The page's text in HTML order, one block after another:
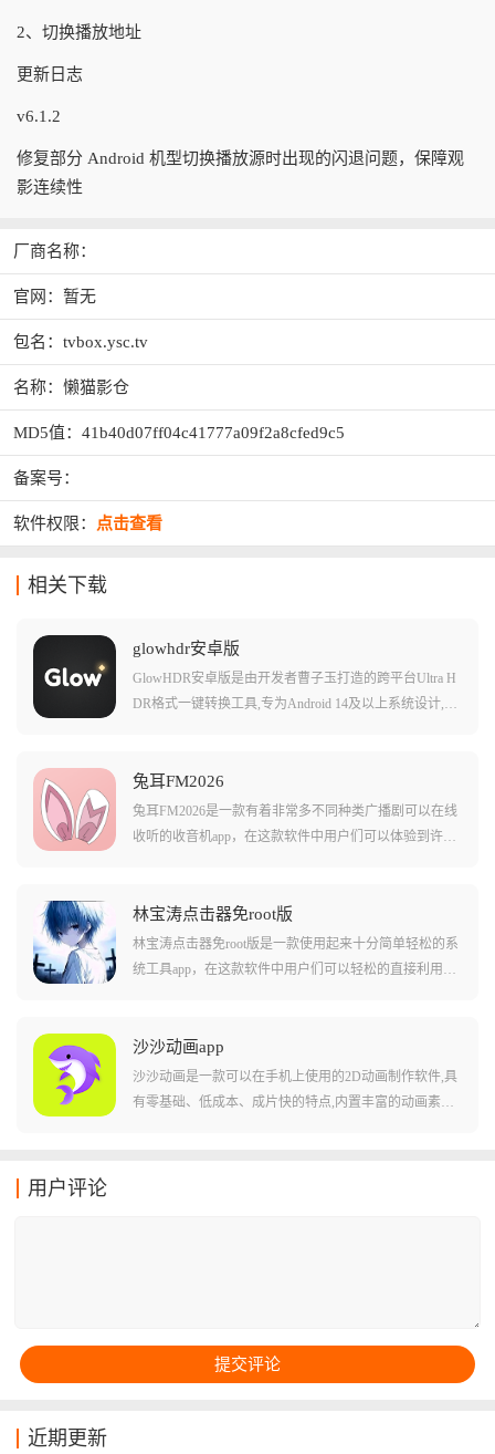
2、切换播放地址
更新日志
v6.1.2
修复部分 Android 机型切换播放源时出现的闪退问题，保障观
影连续性
厂商名称：
官网：暂无
包名：tvbox.ysc.tv
名称：懒猫影仓
MD5值：41b40d07ff04c41777a09f2a8cfed9c5
备案号：
软件权限： 点击查看
相关下载
glowhdr安卓版
GlowHDR安卓版是由开发者曹子玉打造的跨平台Ultra H
DR格式一键转换工具,专为Android 14及以上系统设计,能
引擎,支持批量出图处理与一键分享功能,转换后的图片可
直接导出分享到Instagram、Snapchat、TikTok等主流社交
平台。作为完全无广告的应用,GlowHDR无需登录注册即
HDR显示即可完整体验高光闪耀效果,是摄影爱好者与社
兔耳FM2026
兔耳FM2026是一款有着非常多不同种类广播剧可以在线
收听的收音机app，在这款软件中用户们可以体验到许多
样，不但有着各种同人作品，还有很多官方的优质作品
也是可以轻松收听的！游戏中还有许多有趣的音乐剧和
音乐作品，可以让用户们体验！
林宝涛点击器免root版
林宝涛点击器免root版是一款使用起来十分简单轻松的系
统工具app，在这款软件中用户们可以轻松的直接利用屏
复操作的内容，这款点击器就能很好的帮助用户们全自
动的完成这些复杂的流程，并且轻松的解决各种不同的
玩法和内容!软件西安阿紫还支持自动化编程操作，更适
沙沙动画app
沙沙动画是一款可以在手机上使用的2D动画制作软件,具
有零基础、低成本、成片快的特点,内置丰富的动画素
用户评论
近期更新